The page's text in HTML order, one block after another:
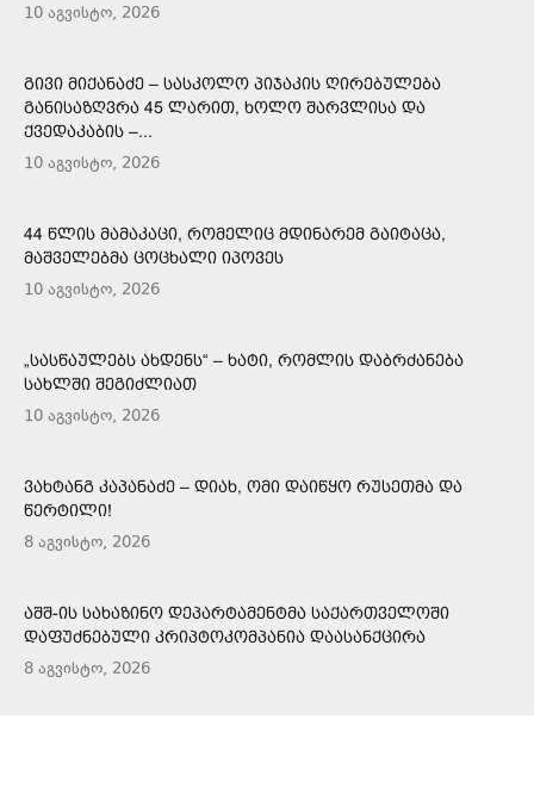
10 აგვისტო, 2026
ᲒᲘᲕᲘ ᲛᲘᲥᲐᲜᲐᲫᲔ – ᲡᲐᲡᲙᲝᲚᲝ ᲞᲘᲯᲐᲙᲘᲡ ᲦᲘᲠᲔᲑᲣᲚᲔᲑᲐ
ᲒᲐᲜᲘᲡᲐᲖᲦᲕᲠᲐ 45 ᲚᲐᲠᲘᲗ, ᲮᲝᲚᲝ ᲨᲐᲠᲕᲚᲘᲡᲐ ᲓᲐ
ᲥᲕᲔᲓᲐᲙᲐᲑᲘᲡ –...
10 აგვისტო, 2026
44 ᲬᲚᲘᲡ ᲛᲐᲛᲐᲙᲐᲪᲘ, ᲠᲝᲛᲔᲚᲘᲪ ᲛᲓᲘᲜᲐᲠᲔᲛ ᲒᲐᲘᲢᲐᲪᲐ,
ᲛᲐᲨᲕᲔᲚᲔᲑᲛᲐ ᲪᲝᲪᲮᲐᲚᲘ ᲘᲞᲝᲕᲔᲡ
10 აგვისტო, 2026
„ᲡᲐᲡᲬᲐᲣᲚᲔᲑᲡ ᲐᲮᲓᲔᲜᲡ“ – ᲮᲐᲢᲘ, ᲠᲝᲛᲚᲘᲡ ᲓᲐᲑᲠᲫᲐᲜᲔᲑᲐ
ᲡᲐᲮᲚᲨᲘ ᲨᲔᲒᲘᲫᲚᲘᲐᲗ
10 აგვისტო, 2026
ᲕᲐᲮᲢᲐᲜᲒ ᲙᲐᲞᲐᲜᲐᲫᲔ – ᲓᲘᲐᲮ, ᲝᲛᲘ ᲓᲐᲘᲬᲧᲝ ᲠᲣᲡᲔᲗᲛᲐ ᲓᲐ
ᲬᲔᲠᲢᲘᲚᲘ!
8 აგვისტო, 2026
ᲐᲨᲨ-ᲘᲡ ᲡᲐᲮᲐᲖᲘᲜᲝ ᲓᲔᲞᲐᲠᲢᲐᲛᲔᲜᲢᲛᲐ ᲡᲐᲥᲐᲠᲗᲕᲔᲚᲝᲨᲘ
ᲓᲐᲤᲣᲫᲜᲔᲑᲣᲚᲘ ᲙᲠᲘᲞᲢᲝᲙᲝᲛᲞᲐᲜᲘᲐ ᲓᲐᲐᲡᲐᲜᲥᲪᲘᲠᲐ
8 აგვისტო, 2026